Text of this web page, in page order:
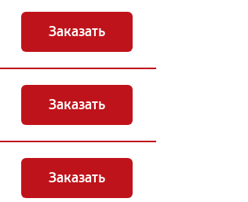
Заказать
Заказать
Заказать